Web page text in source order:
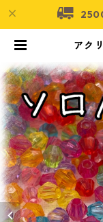
アク
×4】
プ・可